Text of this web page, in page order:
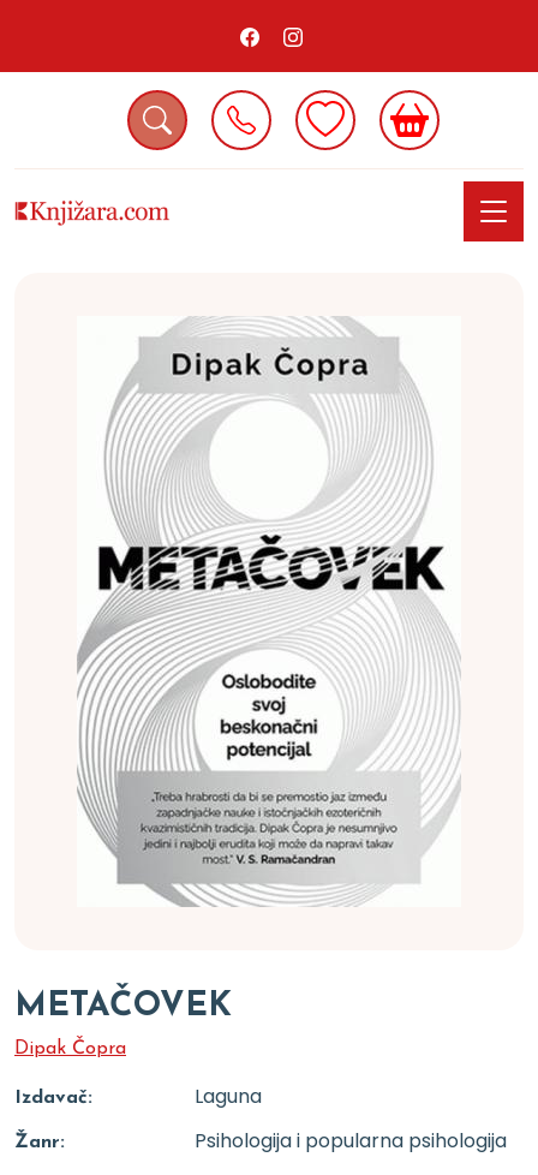
METAČOVEK
Dipak Čopra
Izdavač: Laguna
Žanr: Psihologija i popularna psihologija